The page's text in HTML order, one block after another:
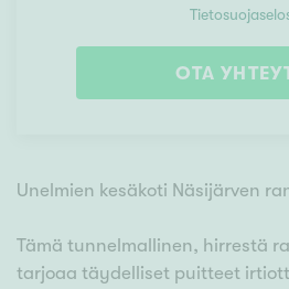
OTA
Unelmien kesäkoti Näsijärven
Tämä tunnelmallinen, hirrestä
tarjoaa täydelliset puitteet